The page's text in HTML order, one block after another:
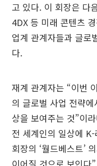
고 있다. 이 회장은 다
4DX 등 미래 콘텐츠
업계 관계자들과 글로
다.
재계 관계자는 “이번
의 글로벌 사업 전략
상을 보여주는 것”이
전 세계인의 일상에
회장의 ‘월드베스트’